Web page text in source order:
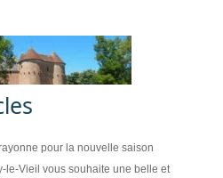
pour la nouvelle saison
le-Vieil vous souhaite une belle et